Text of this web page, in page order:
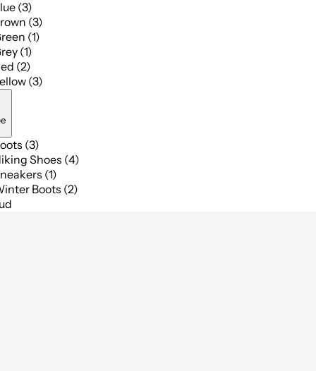
(3)
(3)
(1)
(1)
(2)
(3)
(3)
Shoes (4)
(1)
Boots (2)